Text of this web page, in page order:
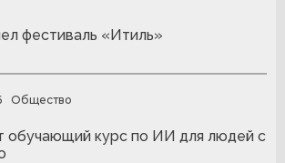
фестиваль «Итиль»
Общество
обучающий курс по ИИ для людей с